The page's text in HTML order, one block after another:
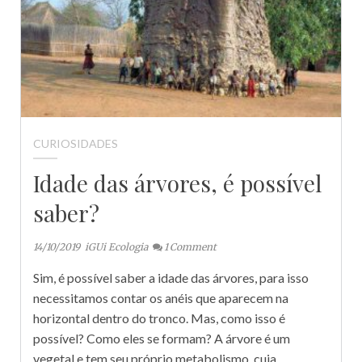
CURIOSIDADES
Idade das árvores, é possível
saber?
14/10/2019 iGUi Ecologia 1 Comment
Sim, é possível saber a idade das árvores, para isso
necessitamos contar os anéis que aparecem na
horizontal dentro do tronco. Mas, como isso é
possível? Como eles se formam? A árvore é um
vegetal e tem seu próprio metabolismo, cuja